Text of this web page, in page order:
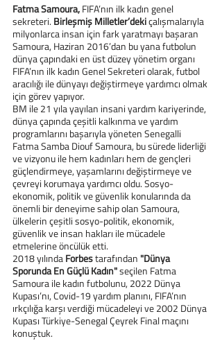
Fatma Samoura, FIFA’nın ilk kadın genel
sekreteri. Birleşmiş Milletler’deki çalışmalarıyla
milyonlarca insan için fark yaratmayı başaran
Samoura, Haziran 2016’dan bu yana futbolun
dünya çapındaki en üst düzey yönetim organı
FIFA’nın ilk kadın Genel Sekreteri olarak, futbol
aracılığı ile dünyayı değiştirmeye yardımcı olmak
için görev yapıyor.
BM ile 21 yıla yayılan insani yardım kariyerinde,
dünya çapında çeşitli kalkınma ve yardım
programlarını başarıyla yöneten Senegalli
Fatma Samba Diouf Samoura, bu sürede liderliği
ve vizyonu ile hem kadınları hem de gençleri
güçlendirmeye, yaşamlarını değiştirmeye ve
çevreyi korumaya yardımcı oldu. Sosyo-
ekonomik, politik ve güvenlik konularında da
önemli bir deneyime sahip olan Samoura,
ülkelerin çeşitli sosyo-politik, ekonomik,
güvenlik ve insan hakları ile mücadele
etmelerine öncülük etti.
2018 yılında Forbes tarafından "Dünya
Sporunda En Güçlü Kadın" seçilen Fatma
Samoura ile kadın futbolunu, 2022 Dünya
Kupası’nı, Covid-19 yardım planını, FIFA’nın
ırkçılığa karşı verdiği mücadeleyi ve 2002 Dünya
Kupası Türkiye-Senegal Çeyrek Final maçını
konuştuk.